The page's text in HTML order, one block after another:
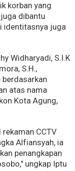
korban yang
dibantu
identitasnya juga
Widharyadi, S.I.K
S.H.,
atas nama
Kota Agung,
rekaman CCTV
Alfiansyah, ia
penangkapan
ungkap Iptu